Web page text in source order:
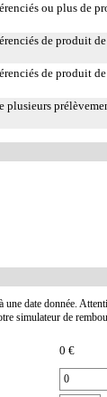
ou plus de
de produit
de produit
une date donnée.
simulateur de
0 €